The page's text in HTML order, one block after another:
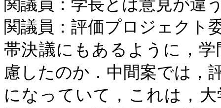
関議員：学長とは意見が違
関議員：評価プロジェクト
帯決議にもあるように，
慮したのか．中間案では，
になっていて，これは，